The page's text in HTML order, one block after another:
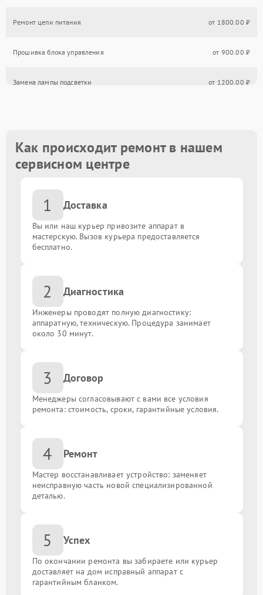
Ремонт цепи питания от 1800.00 ₽
Прошивка блока управления от 900.00 ₽
Замена лампы подсветки от 1200.00 ₽
Ремонт блока управления
Замена / ремонт блока питания
Замена экрана / матрицы
Замена материнской платы
Замена / ремонт шлейфа от 1500.00 ₽
Замена корпуса
Комплексная чистка от 1400.00 ₽
Замена сигнальной платы от 1300.00 ₽
Замена резистора
Замена предохранителя от 1500.00 ₽
Замена платы обработки видеосигнала
Замена конденсатора
Замена ИК-приемника
Замена SCART-разъема от 1200.00 ₽
Как происходит ремонт в нашем
сервисном центре
1 Доставка
Вы или наш курьер привозите аппарат в
мастерскую. Вызов курьера предоставляется
бесплатно.
2 Диагностика
Инженеры проводят полную диагностику:
аппаратную, техническую. Процедура занимает
около 30 минут.
3 Договор
Менеджеры согласовывают с вами все условия
ремонта: стоимость, сроки, гарантийные условия.
4 Ремонт
Мастер восстанавливает устройство: заменяет
неисправную часть новой специализированной
деталью.
5 Успех
По окончании ремонта вы забираете или курьер
доставляет на дом исправный аппарат с
гарантийным бланком.